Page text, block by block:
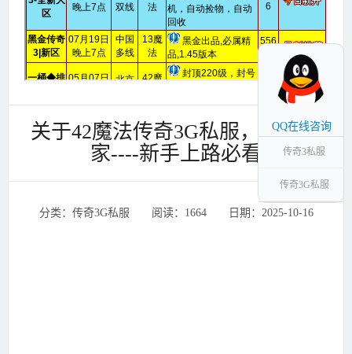
关于42魔法传奇3G私服，新手玩
家----新手上路必看
分类：传奇3G私服 ‌‍阅读：1664 ‌‍日期：2025-10-16
QQ在线咨询
传奇3私服
传奇3G私服